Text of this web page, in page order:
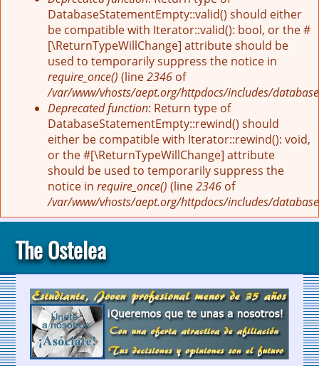
DatabaseStatementEmpty::valid() should either
be compatible with Iterator::valid(): bool, or the #
[\ReturnTypeWillChange] attribute should be
used to temporarily suppress the notice in
require_once() (line2346 of
/var/www/vhosts/aept.org/httpdocs/includes/
Deprecated function: Return type of
DatabaseStatementEmpty::rewind() should
either be compatible with Iterator::rewind(): void,
or the #[\ReturnTypeWillChange] attribute
should be used to temporarily suppress the
notice in require_once() (line2346 of
/var/www/vhosts/aept.org/httpdocs/includes/
The Ostelea